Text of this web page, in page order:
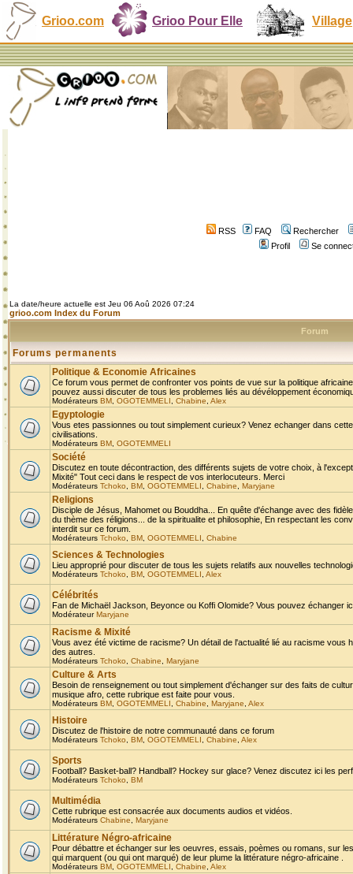
Grioo.com Grioo Pour Elle Village
RSS FAQ
Rechercher
Profil
Se
La date/heure actuelle est Jeu 06 Aoû 2026 07:24
grioo.com Index du Forum
Forum
Forums permanents
Politique & Economie Africaines
Ce forum vous permet de confronter vos points de vue sur la politique
pouvez aussi discuter de tous les problemes liés au dévéloppement
Modérateurs BM OGOTEMMELI Chabine Alex
Egyptologie
Vous etes passionnes ou tout simplement curieux? Venez echanger dans
civilisations.
Modérateurs BM OGOTEMMELI
Société
Discutez en toute décontraction, des différents sujets de votre choix, à
Mixité" Tout ceci dans le respect de vos interlocuteurs. Merci
Modérateurs Tchoko BM OGOTEMMELI Chabine Maryjane
Religions
Disciple de Jésus, Mahomet ou Bouddha... En quête d'échange avec des
du thème des réligions... de la spiritualite et philosophie, En respectant les
interdit sur ce forum.
Modérateurs Tchoko BM OGOTEMMELI Chabine
Sciences & Technologies
Lieu approprié pour discuter de tous les sujets relatifs aux nouvelles
Modérateurs Tchoko BM OGOTEMMELI Alex
Célébrités
Fan de Michaël Jackson, Beyonce ou Koffi Olomide? Vous pouvez échanger
ModérateurMaryjane
Racisme & Mixité
Vous avez été victime de racisme? Un détail de l'actualité lié au racisme
des autres.
Modérateurs Tchoko Chabine Maryjane
Culture & Arts
Besoin de renseignement ou tout simplement d'échanger sur des faits de
musique afro, cette rubrique est faite pour vous.
Modérateurs BM OGOTEMMELI Chabine Maryjane Alex
Histoire
Discutez de l'histoire de notre communauté dans ce forum
Modérateurs Tchoko BM OGOTEMMELI Chabine Alex
Sports
Football? Basket-ball? Handball? Hockey sur glace? Venez discutez ici les
Modérateurs Tchoko BM
Multimédia
Cette rubrique est consacrée aux documents audios et vidéos.
Modérateurs Chabine Maryjane
Littérature Négro-africaine
Pour débattre et échanger sur les oeuvres, essais, poèmes ou romans, sur
qui marquent (ou qui ont marqué) de leur plume la littérature négro-africaine .
Modérateurs BM OGOTEMMELI Chabine Alex